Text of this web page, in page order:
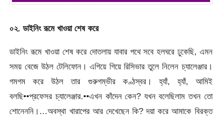
০২. ডাইনিং রূমে খাওয়া শেষ করে
ডাইনিং রূমে খাওয়া শেষ করে দোতলায় যাবার পথে সবে হলঘরে ঢুকেছি, এমন
সময় বেজে উঠল টেলিফোন। এগিয়ে গিয়ে রিসিভার তুলে নিলেন চ্যালেঞ্জার।
গমগম করে উঠল তার গুরুগম্ভীর কণ্ঠস্বর। হ্যাঁ, হ্যাঁ, আমিই
বলছি••প্রফেসর চ্যালেঞ্জার.••এখন কাঁদেন কেন? যখন বলেছিলাম তখন তো
শোনেননি।…অবস্থা খারাপের আর দেখেছেন কি? দয়া করে আমাকে বিরক্ত